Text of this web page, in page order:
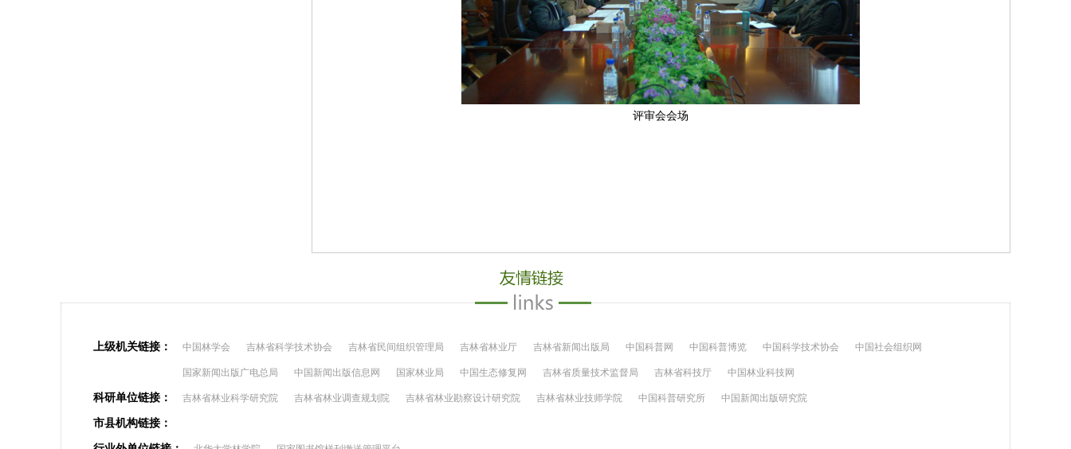
评审会会场
上级机关链接： 中国林学会 吉林省科学技术协会 吉林省民间组织管理局 吉林省林业厅 吉林省新闻出版局 中国科普网 中国科普博览 中国科学技术协会 中国社会组织网
国家新闻出版广电总局 中国新闻出版信息网 国家林业局 中国生态修复网 吉林省质量技术监督局 吉林省科技厅 中国林业科技网
科研单位链接： 吉林省林业科学研究院 吉林省林业调查规划院 吉林省林业勘察设计研究院 吉林省林业技师学院 中国科普研究所 中国新闻出版研究院
市县机构链接：